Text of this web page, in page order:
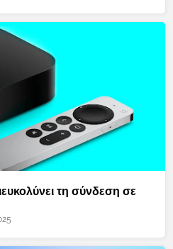
τη σύνδεση σε